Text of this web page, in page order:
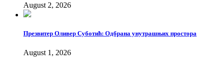
August 2, 2026
Презвитер Оливер Суботић: Одбрана унутрашњих простора
August 1, 2026